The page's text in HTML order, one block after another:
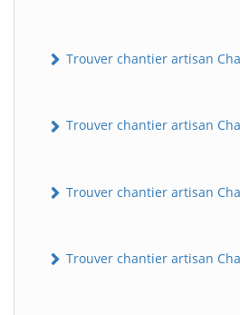
Trouver chantier artisan
Trouver chantier artisan
Trouver chantier artisan
Trouver chantier artisan